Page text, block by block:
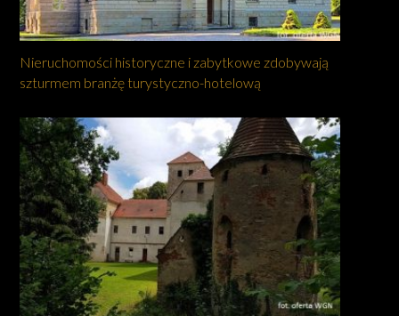
Nieruchomości historyczne i zabytkowe zdobywają
szturmem branżę turystyczno-hotelową